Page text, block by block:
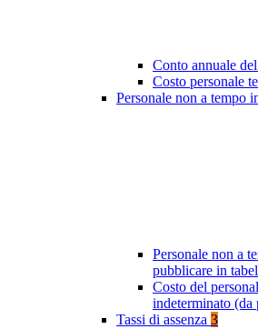
Conto annuale
Costo personale
Personale non a tempo
Personale non a
pubblicare in
Costo del
indeterminato (da
Tassi di assenza 3